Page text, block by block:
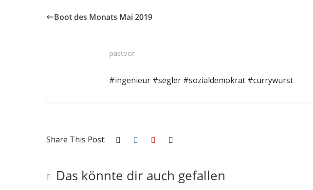
Boot des Monats Mai 2019
pastoor
#ingenieur #segler #sozialdemokrat #currywurst
Share This Post:
Das könnte dir auch gefallen